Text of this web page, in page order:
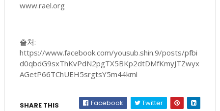
www.rael.org
출처:
https://www.facebook.com/yousub.shin.9/posts/pfbi
d0qbdG9sxThKvPdN2pgTX5BKp2dtDMfKmyJTZwyx
AGetP66TChUEH5srgtsY5m44kml
SHARE THIS Facebook Twitter